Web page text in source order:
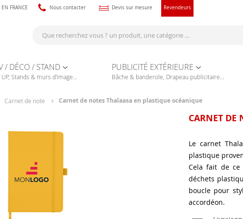
FRANCE Nous contacter Devis sur mesure Revendeurs
/ DÉCO / STAND
UP, Stands & murs d'image...
PUBLICITÉ EXTÉRIEURE
Bâche & banderole, Drapeau publicitaire...
Carnet de note Carnet de notes Thalaasa en plastique océanique
CARNET DE
Le carnet
plastique
Cela fait de
déchets
boucle pour
accordéon.